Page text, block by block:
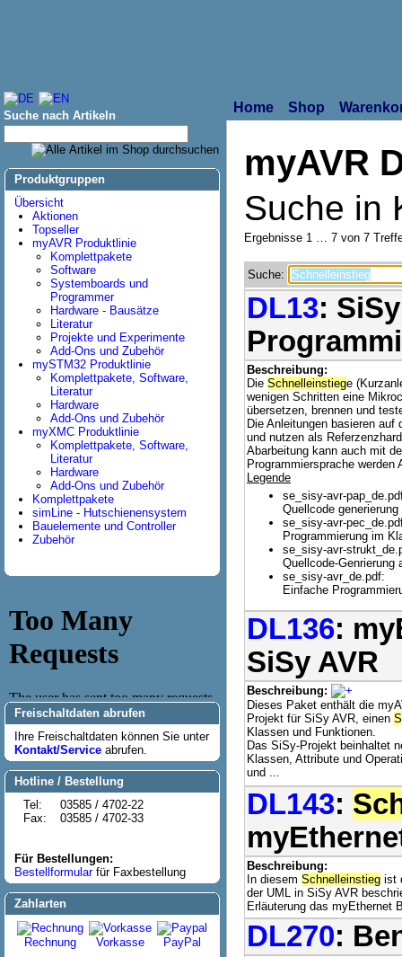
Suche nach Artikeln
Produktgruppen
Übersicht
Aktionen
Topseller
myAVR Produktlinie
Komplettpakete
Software
Systemboards und
Programmer
Hardware - Bausätze
Literatur
Projekte und Experimente
Add-Ons und Zubehör
mySTM32 Produktlinie
Komplettpakete, Software,
Literatur
Hardware
Add-Ons und Zubehör
myXMC Produktlinie
Komplettpakete, Software,
Literatur
Hardware
Add-Ons und Zubehör
Komplettpakete
simLine - Hutschienensystem
Bauelemente und Controller
Zubehör
Freischaltdaten abrufen
Ihre Freischaltdaten können Sie unter
Kontakt/Service abrufen.
Hotline / Bestellung
Tel:
Fax:
03585 / 4702-22
03585 / 4702-33
Für Bestellungen:
Bestellformularfür Faxbestellung
Zahlarten
Rechnung Vorkasse PayPal
Home Shop
myAVR
Suche in
Ergebnisse 1 … 7 von 7
Suche:
DL13:
Beschreibung:
Die Schnelleinstiege
wenigen Schritten eine
übersetzen, brennen und
Die Anleitungen basieren
und nutzen als
Abarbeitung kann auch mit
Programmiersprache
Legende
se_sisy-avr-
Quellcode
se_sisy-avr-
Programmierung im
se_sisy-avr-
Quellcode-Genrierung
se_sisy-avr_de.pdf:
Einfache
DL136:
SiSy AVR
Beschreibung:
Dieses Paket enthält die
Projekt für SiSy AVR, einen
Klassen und Funktionen.
Das SiSy-Projekt beinhaltet
Klassen, Attribute und
und ...
DL143:
Beschreibung:
In diesem Schnelleinstieg ist
der UML in SiSy AVR
Erläuterung das myEthernet
DL270: